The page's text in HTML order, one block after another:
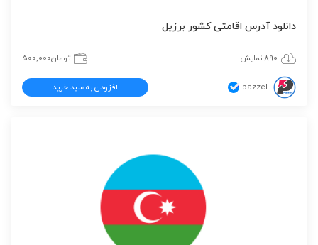
دانلود آدرس اقامتی کشور برزیل
890 نمایش تومان500,000
pazzel افزودن به سبد خرید